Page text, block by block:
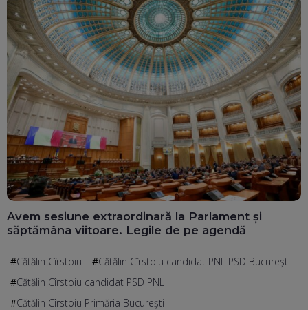
Avem sesiune extraordinară la Parlament și
săptămâna viitoare. Legile de pe agendă
Cătălin Cîrstoiu
Cătălin Cîrstoiu candidat PNL PSD București
Cătălin Cîrstoiu candidat PSD PNL
Cătălin Cîrstoiu Primăria București